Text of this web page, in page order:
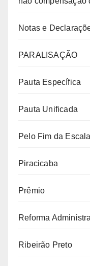
Notas e
PARALISAÇÃO
Pauta Específica
Pauta Unificada
Pelo Fim da
Piracicaba
Prêmio
Reforma
Ribeirão Preto